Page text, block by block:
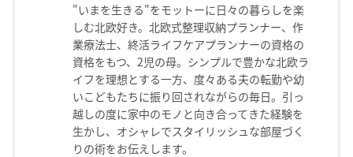
"いまを生きる"をモットーに日々の暮らしを楽
しむ北欧好き。北欧式整理収納プランナー、作
業療法士、終活ライフケアプランナーの資格の
資格をもつ、2児の母。シンプルで豊かな北欧ラ
イフを理想とする一方、度々ある夫の転勤や幼
いこどもたちに振り回されながらの毎日。引っ
越しの度に家中のモノと向き合ってきた経験を
生かし、オシャレでスタイリッシュな部屋づく
りの術をお伝えします。